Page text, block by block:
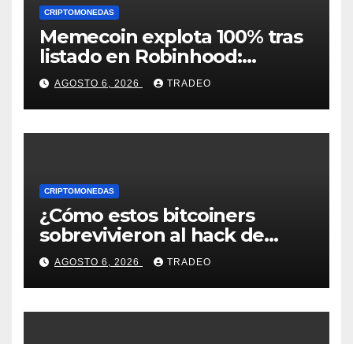
CRIPTOMONEDAS
Memecoin explota 100% tras
listado en Robinhood:
conoce los detalles
AGOSTO 6, 2026 TRADEO
CRIPTOMONEDAS
¿Cómo estos bitcoiners
sobrevivieron al hack de
Coldcard? Un analista
comparte consejos clave
AGOSTO 6, 2026 TRADEO